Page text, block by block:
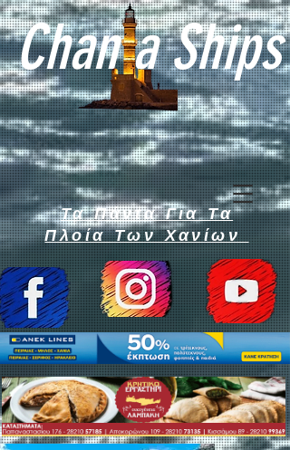
Chan a Ships
Τα Πάντα Για Τα
Πλοία Των Χανίων